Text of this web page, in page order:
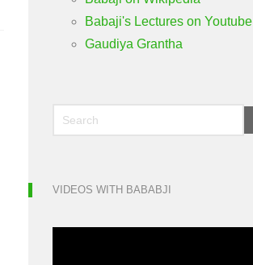
Babaji's Lectures on Youtube
Gaudiya Grantha
VIDEOS WITH BABABJI